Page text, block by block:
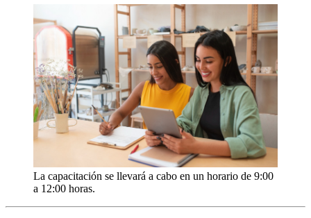
La capacitación se llevará a cabo en un horario de 9:00
a 12:00 horas.